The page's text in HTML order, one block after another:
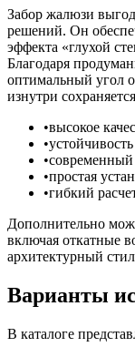
Забор жалюзи
решений. Он
эффекта «глухой
Благодаря
оптимальный угол
изнутри
высокое
простая
гибкий
Дополнительно
включая откатные
архитектурный
Варианты
В каталоге